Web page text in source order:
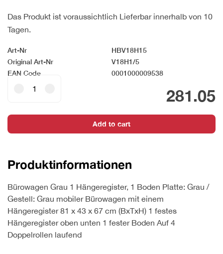
Das Produkt ist voraussichtlich Lieferbar innerhalb von 10
Tagen.
Art-Nr
HBV18H15
Original Art-Nr
V18H1/5
EAN Code
0001000009538
281.05
quantity
Add to cart
Produktinformationen
Bürowagen Grau 1 Hängeregister, 1 Boden Platte: Grau /
Gestell: Grau mobiler Bürowagen mit einem
Hängeregister 81 x 43 x 67 cm (BxTxH) 1 festes
Hängeregister oben unten 1 fester Boden Auf 4
Doppelrollen laufend